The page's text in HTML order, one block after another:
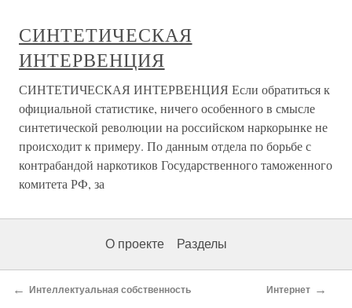
СИНТЕТИЧЕСКАЯ
ИНТЕРВЕНЦИЯ
СИНТЕТИЧЕСКАЯ ИНТЕРВЕНЦИЯ Если обратиться к
официальной статистике, ничего особенного в смысле
синтетической революции на российском наркорынке не
происходит к примеру. По данным отдела по борьбе с
контрабандой наркотиков Государственного таможенного
комитета РФ, за
О проекте Разделы
← Интеллектуальная собственность Интернет →